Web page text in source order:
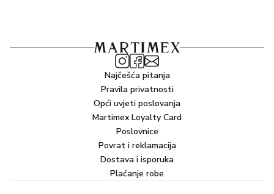
Najčešća pitanja
Pravila privatnosti
Opći uvjeti poslovanja
Martimex Loyalty Card
Poslovnice
Povrat i reklamacija
Dostava i isporuka
Plaćanje robe